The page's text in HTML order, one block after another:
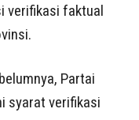
verifikasi faktual
Partai
syarat verifikasi